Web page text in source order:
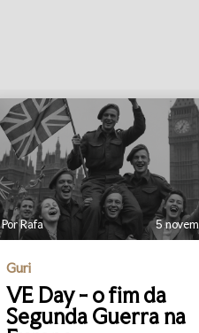
Por Rafa 5
Guri
VE Day - o fim da
Segunda Guerra na